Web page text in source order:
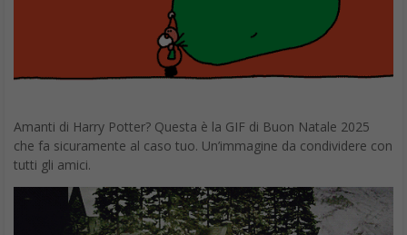
Tutte le immagini Buon Natale 2025 qui raccolte siano
totalmente gratis e possano essere inviate con qualsiasi
piattaforma di messaggistica istantanea e social network. Grazie
alla tecnologia è sempre più semplice e immediato augurare un
Visto che Stranger Thingstornerà proprio a Natale, abbiamo
deciso di inserire un’immagine ispirata all’estetica della serie per
fare gli auguri in modo davvero originale. Un’atmosfera dark, un
tocco sovrannaturale e un Babbo Natale fuori dagli schemi:
perché, dopotutto, anche nelle feste può nascondersi un po’ di
Upside Down. Buon Natale… versioneStranger Things